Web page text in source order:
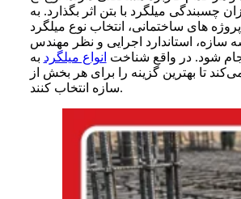
چسبندگی میلگرد با بتن اثر بگذارد. به
های ساختمانی، انتخاب نوع میلگرد
سازه، استاندارد اجرایی و نظر مهندس
شود. در واقع شناخت انواع میلگرد به
تا بهترین گزینه را برای هر بخش از
سازه انتخاب کنند.